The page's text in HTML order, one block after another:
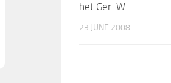
het Ger. W.
23 JUNE 2008